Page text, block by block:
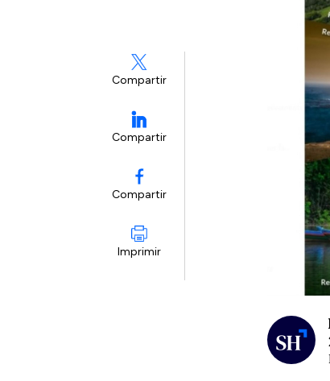
Compartir
Compartir
Compartir
Imprimir